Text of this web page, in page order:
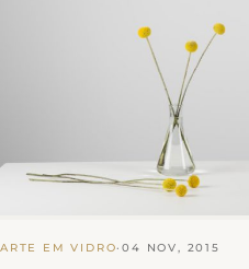
ARTE EM VIDRO·04 NOV, 2015